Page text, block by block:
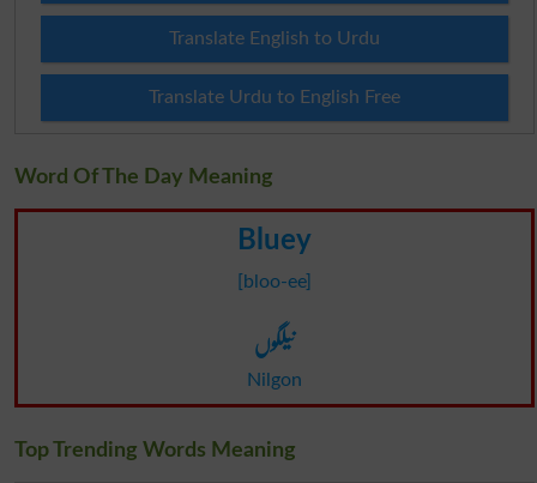
Translate English to Urdu
Translate Urdu to English Free
Word Of The Day Meaning
Bluey
[bloo-ee]
نیلگوں
Nilgon
Top Trending Words Meaning